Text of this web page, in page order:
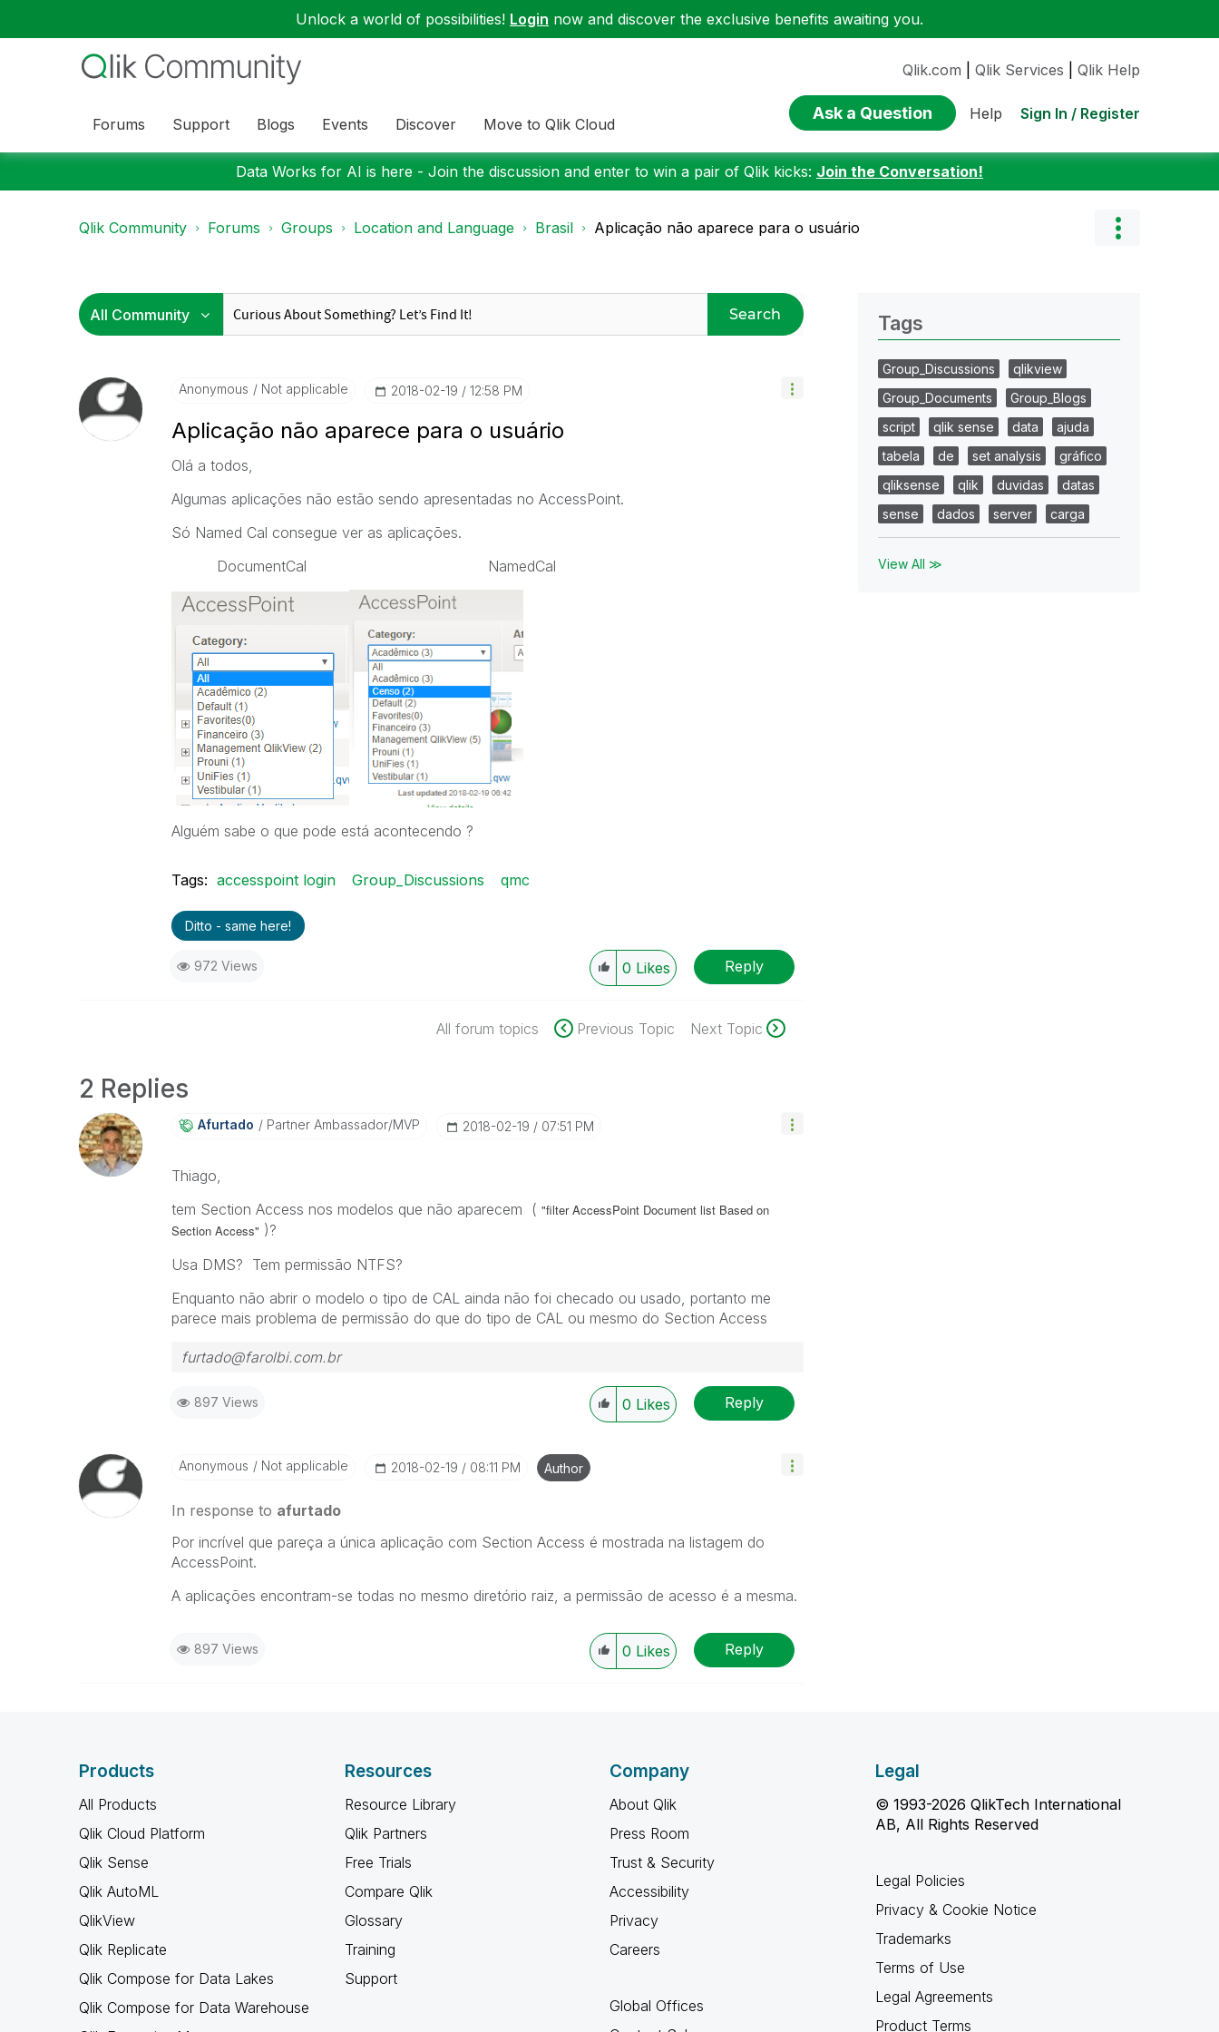
Unlock a world of possibilities! Login now and discover the exclusive benefits awaiting you.
Forums Support Blogs Events Discover Move to Qlik Cloud
Qlik.com Qlik Services Qlik Help
Ask a Question Help Sign In / Register
Data Works for AI is here - Join the discussion and enter to win a pair of Qlik kicks: Join the Conversation!
Qlik Community Forums Groups Location and Language Brasil Aplicação não aparece para o usuário
Search
Anonymous Not applicable ‎2018-02-19 12:58 PM
Aplicação não aparece para o usuário
Olá a todos,
Algumas aplicações não estão sendo apresentadas no AccessPoint.
Só Named Cal consegue ver as aplicações.
DocumentCal NamedCal
Alguém sabe o que pode está acontecendo ?
Tags: accesspoint login Group_Discussions qmc
Ditto - same here!
972 Views 0 Likes Reply
All forum topics Previous Topic Next Topic
2 Replies
Afurtado Partner Ambassador/MVP ‎2018-02-19 07:51 PM
Thiago,
tem Section Access nos modelos que não aparecem ( "filter AccessPoint Document list Based on
Section Access" )?
Usa DMS? Tem permissão NTFS?
Enquanto não abrir o modelo o tipo de CAL ainda não foi checado ou usado, portanto me
parece mais problema de permissão do que do tipo de CAL ou mesmo do Section Access
furtado@farolbi.com.br
897 Views 0 Likes Reply
Anonymous Not applicable ‎2018-02-19 08:11 PM Author
In response to afurtado
‌Por incrível que pareça a única aplicação com Section Access é mostrada na listagem do
AccessPoint.
A aplicações encontram-se todas no mesmo diretório raiz, a permissão de acesso é a mesma.
897 Views 0 Likes Reply
Tags
Group_Discussions
qlikview
Group_Documents
Group_Blogs
script
qlik sense data
ajuda
tabela
de set analysis
gráfico
qliksense
qlik duvidas
datas
sense
dados server carga
View All ≫
Products
All Products
Qlik Cloud Platform
Qlik Sense
Qlik AutoML
QlikView
Qlik Replicate
Qlik Compose for Data Lakes
Qlik Compose for Data Warehouse
Resources
Resource Library
Qlik Partners
Free Trials
Compare Qlik
Glossary
Training
Support
Company
About Qlik
Press Room
Trust & Security
Accessibility
Privacy
Careers
Global Offices
Legal
© 1993-2026 QlikTech International
AB, All Rights Reserved
Legal Policies
Privacy & Cookie Notice
Trademarks
Terms of Use
Legal Agreements
Product Terms